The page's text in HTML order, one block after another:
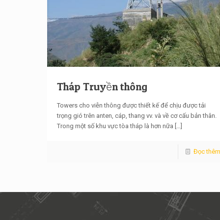
Tháp Truyền thông
Towers cho viễn thông được thiết kế để chịu được tải
trọng gió trên anten, cáp, thang vv. và về cơ cấu bản thân.
Trong một số khu vực tòa tháp là hơn nữa […]
Đọc